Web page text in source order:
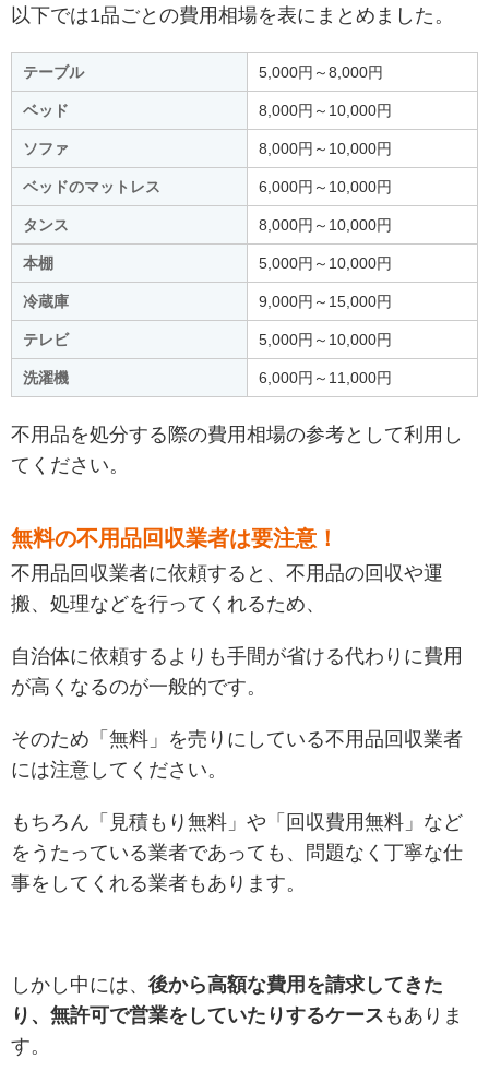
以下では1品ごとの費用相場を表にまとめました。
テーブル 5,000円～8,000円
ベッド 8,000円～10,000円
ソファ 8,000円～10,000円
ベッドのマットレス 6,000円～10,000円
タンス 8,000円～10,000円
本棚 5,000円～10,000円
冷蔵庫 9,000円～15,000円
テレビ 5,000円～10,000円
洗濯機 6,000円～11,000円
不用品を処分する際の費用相場の参考として利用し
てください。
無料の不用品回収業者は要注意！
不用品回収業者に依頼すると、不用品の回収や運
搬、処理などを行ってくれるため、
自治体に依頼するよりも手間が省ける代わりに費用
が高くなるのが一般的です。
そのため「無料」を売りにしている不用品回収業者
には注意してください。
もちろん「見積もり無料」や「回収費用無料」など
をうた っている業者であっても、問題なく丁寧な仕
事をしてくれる業者もあります。
しかし中には、 後から高額な費用を請求してきた
り、無許可で営業をしていたりするケース もありま
す。